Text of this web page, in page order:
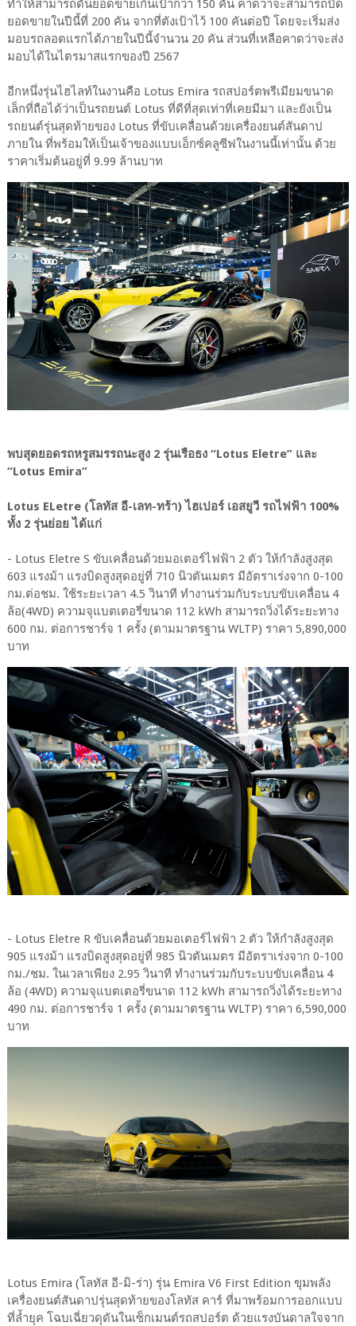
ทำให้สามารถดันยอดขายเกินเป้ากว่า 150 คัน คาดว่าจะสามารถปิด
ยอดขายในปีนี้ที่ 200 คัน จากที่ตังเป้าไว้ 100 คันต่อปี โดยจะเริ่มส่ง
มอบรถลอตแรกได้ภายในปีนี้จำนวน 20 คัน ส่วนที่เหลือคาดว่าจะส่ง
มอบได้ในไตรมาสแรกของปี 2567
อีกหนึ่งรุ่นไฮไลท์ในงานคือ Lotus Emira รถสปอร์ตพรีเมียมขนาด
เล็กที่ถือได้ว่าเป็นรถยนต์ Lotus ที่ดีที่สุดเท่าที่เคยมีมา และยังเป็น
รถยนต์รุ่นสุดท้ายของ Lotus ที่ขับเคลื่อนด้วยเครื่องยนต์สันดาป
ภายใน ที่พร้อมให้เป็นเจ้าของแบบเอ็กซ์คลูซีฟในงานนี้เท่านั้น ด้วย
ราคาเริ่มต้นอยู่ที่ 9.99 ล้านบาท
พบสุดยอดรถหรูสมรรถนะสูง 2 รุ่นเรือธง “Lotus Eletre” และ
“Lotus Emira”
Lotus ELetre (โลทัส อี-เลท-ทร้า) ไฮเปอร์ เอสยูวี รถไฟฟ้า 100%
ทั้ง 2 รุ่นย่อย ได้แก่
- Lotus Eletre S ขับเคลื่อนด้วยมอเตอร์ไฟฟ้า 2 ตัว ให้กำลังสูงสุด
603 แรงม้า แรงบิดสูงสุดอยู่ที่ 710 นิวตันเมตร มีอัตราเร่งจาก 0-100
กม.ต่อชม. ใช้ระยะเวลา 4.5 วินาที ทำงานร่วมกับระบบขับเคลื่อน 4
ล้อ(4WD) ความจุแบตเตอรี่ขนาด 112 kWh สามารถวิ่งได้ระยะทาง
600 กม. ต่อการชาร์จ 1 ครั้ง (ตามมาตรฐาน WLTP) ราคา 5,890,000
บาท
- Lotus Eletre R ขับเคลื่อนด้วยมอเตอร์ไฟฟ้า 2 ตัว ให้กำลังสูงสุด
905 แรงม้า แรงบิดสูงสุดอยู่ที่ 985 นิวตันเมตร มีอัตราเร่งจาก 0-100
กม./ชม. ในเวลาเพียง 2.95 วินาที ทำงานร่วมกับระบบขับเคลื่อน 4
ล้อ (4WD) ความจุแบตเตอรี่ขนาด 112 kWh สามารถวิ่งได้ระยะทาง
490 กม. ต่อการชาร์จ 1 ครั้ง (ตามมาตรฐาน WLTP) ราคา 6,590,000
บาท
Lotus Emira (โลทัส อี-มิ-ร่า) รุ่น Emira V6 First Edition ขุมพลัง
เครื่องยนต์สันดาปรุ่นสุดท้ายของโลทัส คาร์ ที่มาพร้อมการออกแบบ
ที่ล้ำยุค โฉบเฉี่ยวดุดันในเซ็กเมนต์รถสปอร์ต ด้วยแรงบันดาลใจจาก